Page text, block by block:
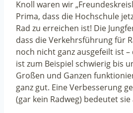
Knoll waren wir
Prima, dass die Hochschule
Rad zu erreichen ist! Die
dass die Verkehrsführung für
noch nicht ganz ausgefeilt ist –
ist zum Beispiel schwierig bis
Großen und Ganzen
ganz gut. Eine Verbesserung
(gar kein Radweg) bedeutet sie